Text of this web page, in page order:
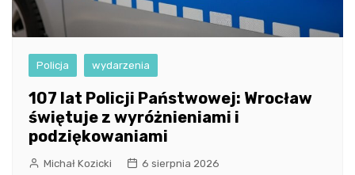
Policja wydarzenia
107 lat Policji Państwowej: Wrocław
świętuje z wyróżnieniami i
podziękowaniami
Michał Kozicki 6 sierpnia 2026